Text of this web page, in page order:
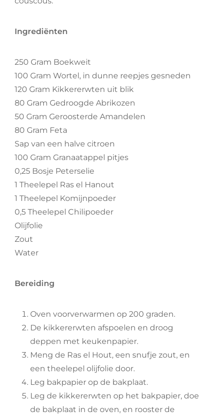
Ingrediënten
250 Gram Boekweit
100 Gram Wortel, in dunne reepjes gesneden
120 Gram Kikkererwten uit blik
80 Gram Gedroogde Abrikozen
50 Gram Geroosterde Amandelen
80 Gram Feta
Sap van een halve citroen
100 Gram Granaatappel pitjes
0,25 Bosje Peterselie
1 Theelepel Ras el Hanout
1 Theelepel Komijnpoeder
0,5 Theelepel Chilipoeder
Olijfolie
Zout
Water
Bereiding
Oven voorverwarmen op 200 graden.
De kikkererwten afspoelen en droog
deppen met keukenpapier.
Meng de Ras el Hout, een snufje zout, en
een theelepel olijfolie door.
Leg bakpapier op de bakplaat.
Leg de kikkererwten op het bakpapier, doe
de bakplaat in de oven, en rooster de